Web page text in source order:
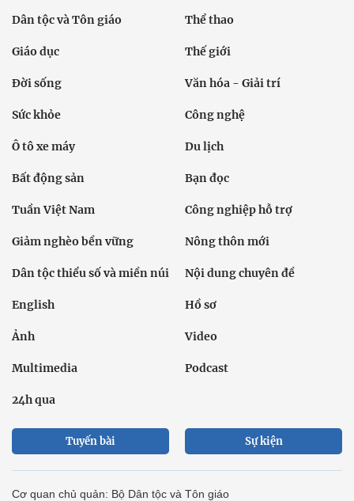
Dân tộc và Tôn giáo Thể thao
Giáo dục Thế giới
Đời sống Văn hóa - Giải trí
Sức khỏe Công nghệ
Ô tô xe máy Du lịch
Bất động sản Bạn đọc
Tuần Việt Nam Công nghiệp hỗ trợ
Giảm nghèo bền vững Nông thôn mới
Dân tộc thiểu số và miền núi Nội dung chuyên đề
English Hồ sơ
Ảnh Video
Multimedia Podcast
24h qua
Tuyến bài Sự kiện
Cơ quan chủ quản: Bộ Dân tộc và Tôn giáo